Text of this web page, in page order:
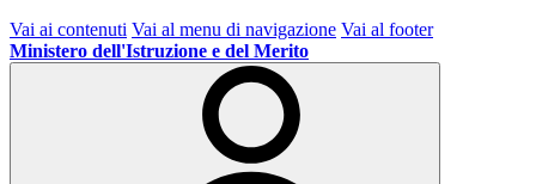
Vai ai contenuti Vai al menu di navigazione Vai al footer
Ministero dell'Istruzione e del Merito